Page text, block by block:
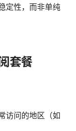
定性，而非单纯
套餐
访问的地区（如